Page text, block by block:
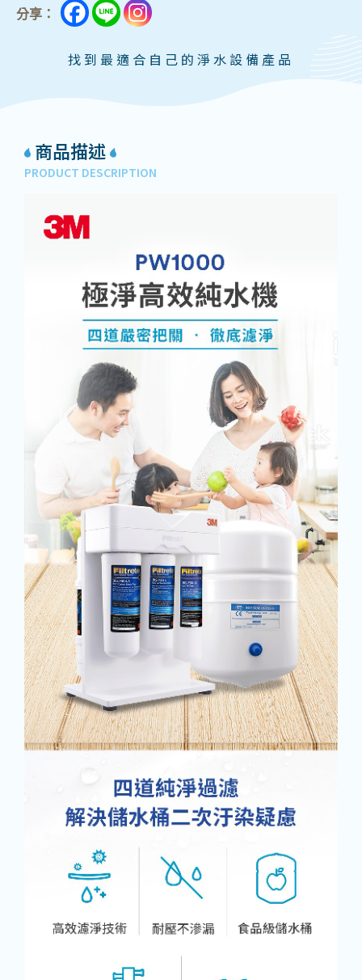
分享：
找到最適合自己的淨水設備產品
商品描述
PRODUCT DESCRIPTION